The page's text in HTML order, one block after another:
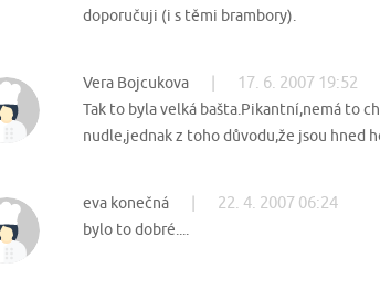
doporučuji (i s těmi brambory).
Vera Bojcukova 17. 6. 2007 19:52
Tak to byla velká bašta.Pikantní,nemá to
nudle,jednak z toho důvodu,že jsou hned
eva konečná 22. 4. 2007 06:24
bylo to dobré....